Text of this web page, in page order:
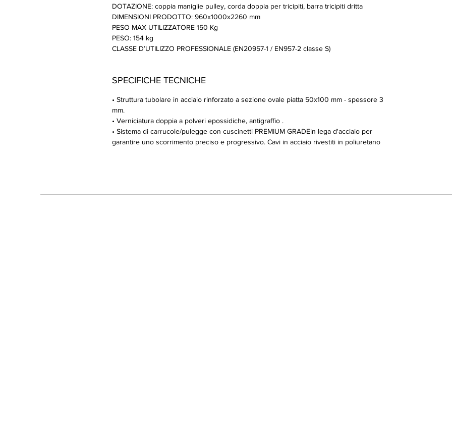
DOTAZIONE: coppia maniglie pulley, corda doppia per tricipiti, barra tricipiti dritta
DIMENSIONI PRODOTTO: 960x1000x2260 mm
PESO MAX UTILIZZATORE 150 Kg
PESO: 154 kg
CLASSE D’UTILIZZO PROFESSIONALE (EN20957-1 / EN957-2 classe S)
SPECIFICHE TECNICHE
• Struttura tubolare in acciaio rinforzato a sezione ovale piatta 50x100 mm - spessore 3
mm.
• Verniciatura doppia a polveri epossidiche, antigraffio .
• Sistema di carrucole/pulegge con cuscinetti PREMIUM GRADEin lega d'acciaio per
garantire uno scorrimento preciso e progressivo. Cavi in acciaio rivestiti in poliuretano